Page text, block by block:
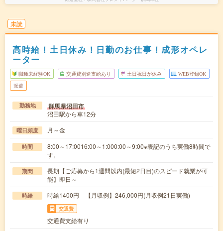
未読
高時給！土日休み！日勤のお仕事！成形オペレ
ーター
職種未経験OK 交通費別途支給あり 土日祝日が休み WEB登録OK
派遣
勤務地 群馬県沼田市
沼田駅から車12分
曜日頻度 月～金
時間
8:00～17:0016:00～1:000:00～9:00※表記のうち実働8時間で
す。
期間
長期【ご応募から1週間以内(最短2日目)のスピード就業が可
能】即日～
時給 時給1400円 【月収例】246,000円(月収例21日実働)
交通費
交通費支給有り